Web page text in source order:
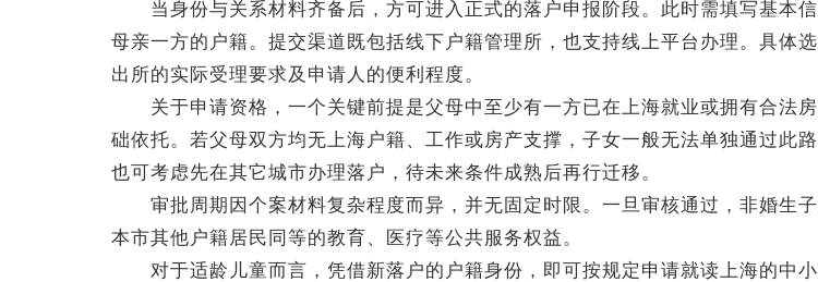
当身份与关系材料齐备后，方可进入正式的落户申报阶段。此时需填写基本
母亲一方的户籍。提交渠道既包括线下户籍管理所，也支持线上平台办理。具体
出所的实际受理要求及申请人的便利程度。
关于申请资格，一个关键前提是父母中至少有一方已在上海就业或拥有合法房
础依托。若父母双方均无上海户籍、工作或房产支撑，子女一般无法单独通过此
也可考虑先在其它城市办理落户，待未来条件成熟后再行迁移。
审批周期因个案材料复杂程度而异，并无固定时限。一旦审核通过，非婚生
本市其他户籍居民同等的教育、医疗等公共服务权益。
对于适龄儿童而言，凭借新落户的户籍身份，即可按规定申请就读上海的中